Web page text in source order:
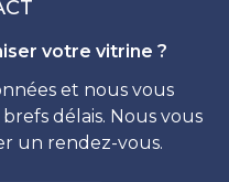
votre vitrine ?
et nous vous
délais. Nous vous
un rendez-vous.